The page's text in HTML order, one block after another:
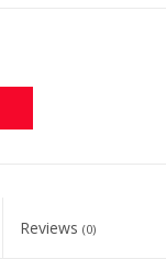
Reviews (0)